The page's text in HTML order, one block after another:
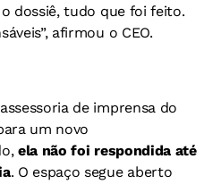
dossiê, tudo que foi feito.
afirmou o CEO.
de imprensa do
um novo
ela não foi respondida até
. O espaço segue aberto